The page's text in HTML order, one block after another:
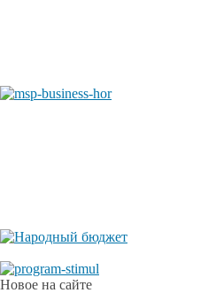
Новое на сайте